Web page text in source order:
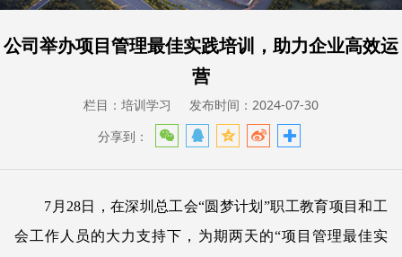
公司举办项目管理最佳实践培训，助力企业高效运
营
栏目：培训学习
发布时间：2024-07-30
分享到：
7月28日，在深圳总工会“圆梦计划”职工教育项目和工
会工作人员的大力支持下，为期两天的“项目管理最佳实